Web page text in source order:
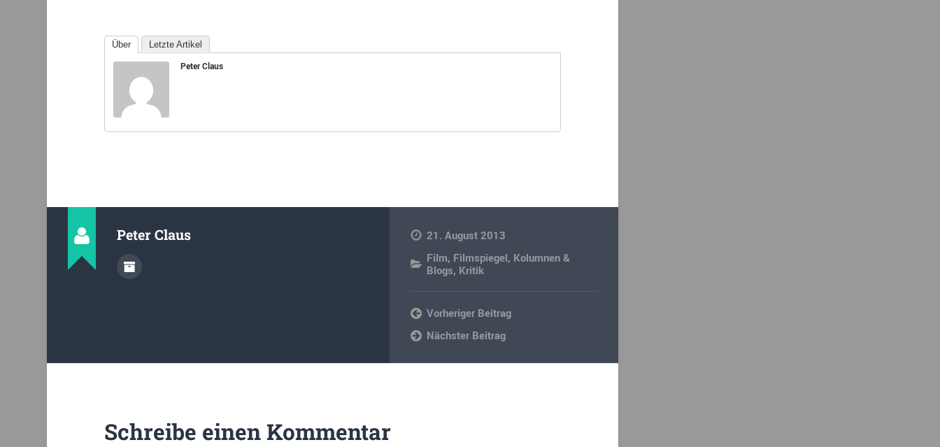
Über Letzte Artikel
Peter Claus
Peter Claus
21. August 2013
Film, Filmspiegel, Kolumnen &
Blogs, Kritik
Vorheriger Beitrag
Nächster Beitrag
Schreibe einen Kommentar